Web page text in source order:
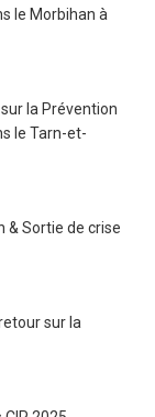
le Morbihan à
la Prévention
le Tarn-et-
& Sortie de crise
sur la